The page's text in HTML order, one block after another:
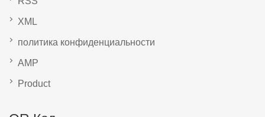
XML
политика конфиденциальности
AMP
Product